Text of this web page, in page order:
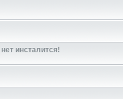
инсталится!